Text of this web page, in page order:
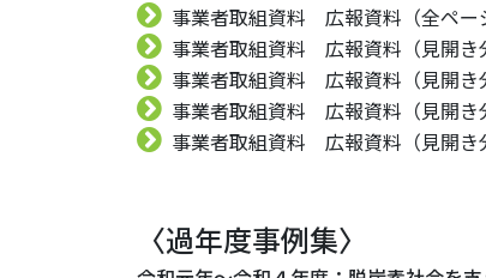
事業者取組資料 広報資料（全ペー
事業者取組資料 広報資料（見開き
事業者取組資料 広報資料（見開き
事業者取組資料 広報資料（見開き
事業者取組資料 広報資料（見開き
〈過年度事例集〉